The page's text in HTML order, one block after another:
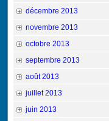
décembre 2013
novembre 2013
octobre 2013
septembre 2013
août 2013
juillet 2013
juin 2013